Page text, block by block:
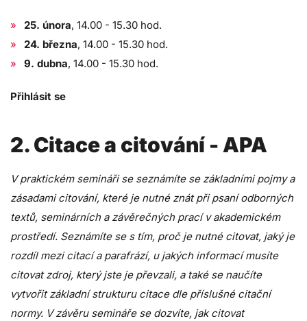
25. února, 14.00 - 15.30 hod.
24. března, 14.00 - 15.30 hod.
9. dubna, 14.00 - 15.30 hod.
Přihlásit se
2. Citace a citování - APA
V praktickém semináři se seznámíte se základními pojmy a
zásadami citování, které je nutné znát při psaní odborných
textů, seminárních a závěrečných prací v akademickém
prostředí. Seznámíte se s tím, proč je nutné citovat, jaký je
rozdíl mezi citací a parafrází, u jakých informací musíte
citovat zdroj, který jste je převzali, a také se naučíte
vytvořit základní strukturu citace dle příslušné citační
normy. V závěru semináře se dozvíte, jak citovat